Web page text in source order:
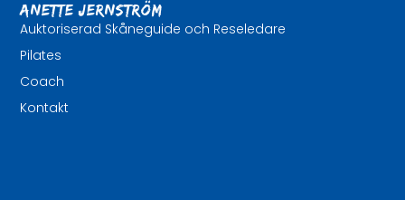
Anette Jernström
Auktoriserad Skåneguide och Reseledare
Pilates
Coach
Kontakt